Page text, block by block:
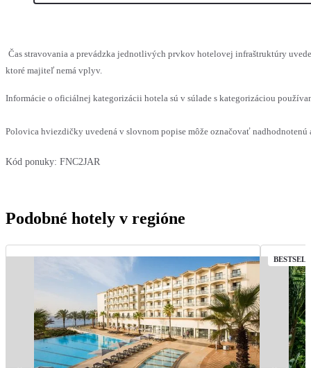
Čas stravovania a prevádzka jednotlivých prvkov hotelovej infraštruktúry
ktoré majiteľ nemá vplyv.
Informácie o oficiálnej kategorizácii hotela sú v súlade s kategorizáciou
Polovica hviezdičky uvedená v slovnom popise môže označovať
Kód ponuky: FNC2JAR
Podobné hotely v regióne